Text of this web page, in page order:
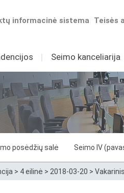
Teisės
informacinė sistema
I Seimo kanceliarija
posėdžių salė Seimo IV
> 4 eilinė > 2018-03-20 >